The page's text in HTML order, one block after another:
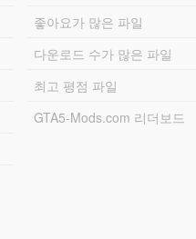
좋아요가 많은 파일
다운로드 수가 많은 파일
최고 평점 파일
GTA5-Mods.com 리더보드